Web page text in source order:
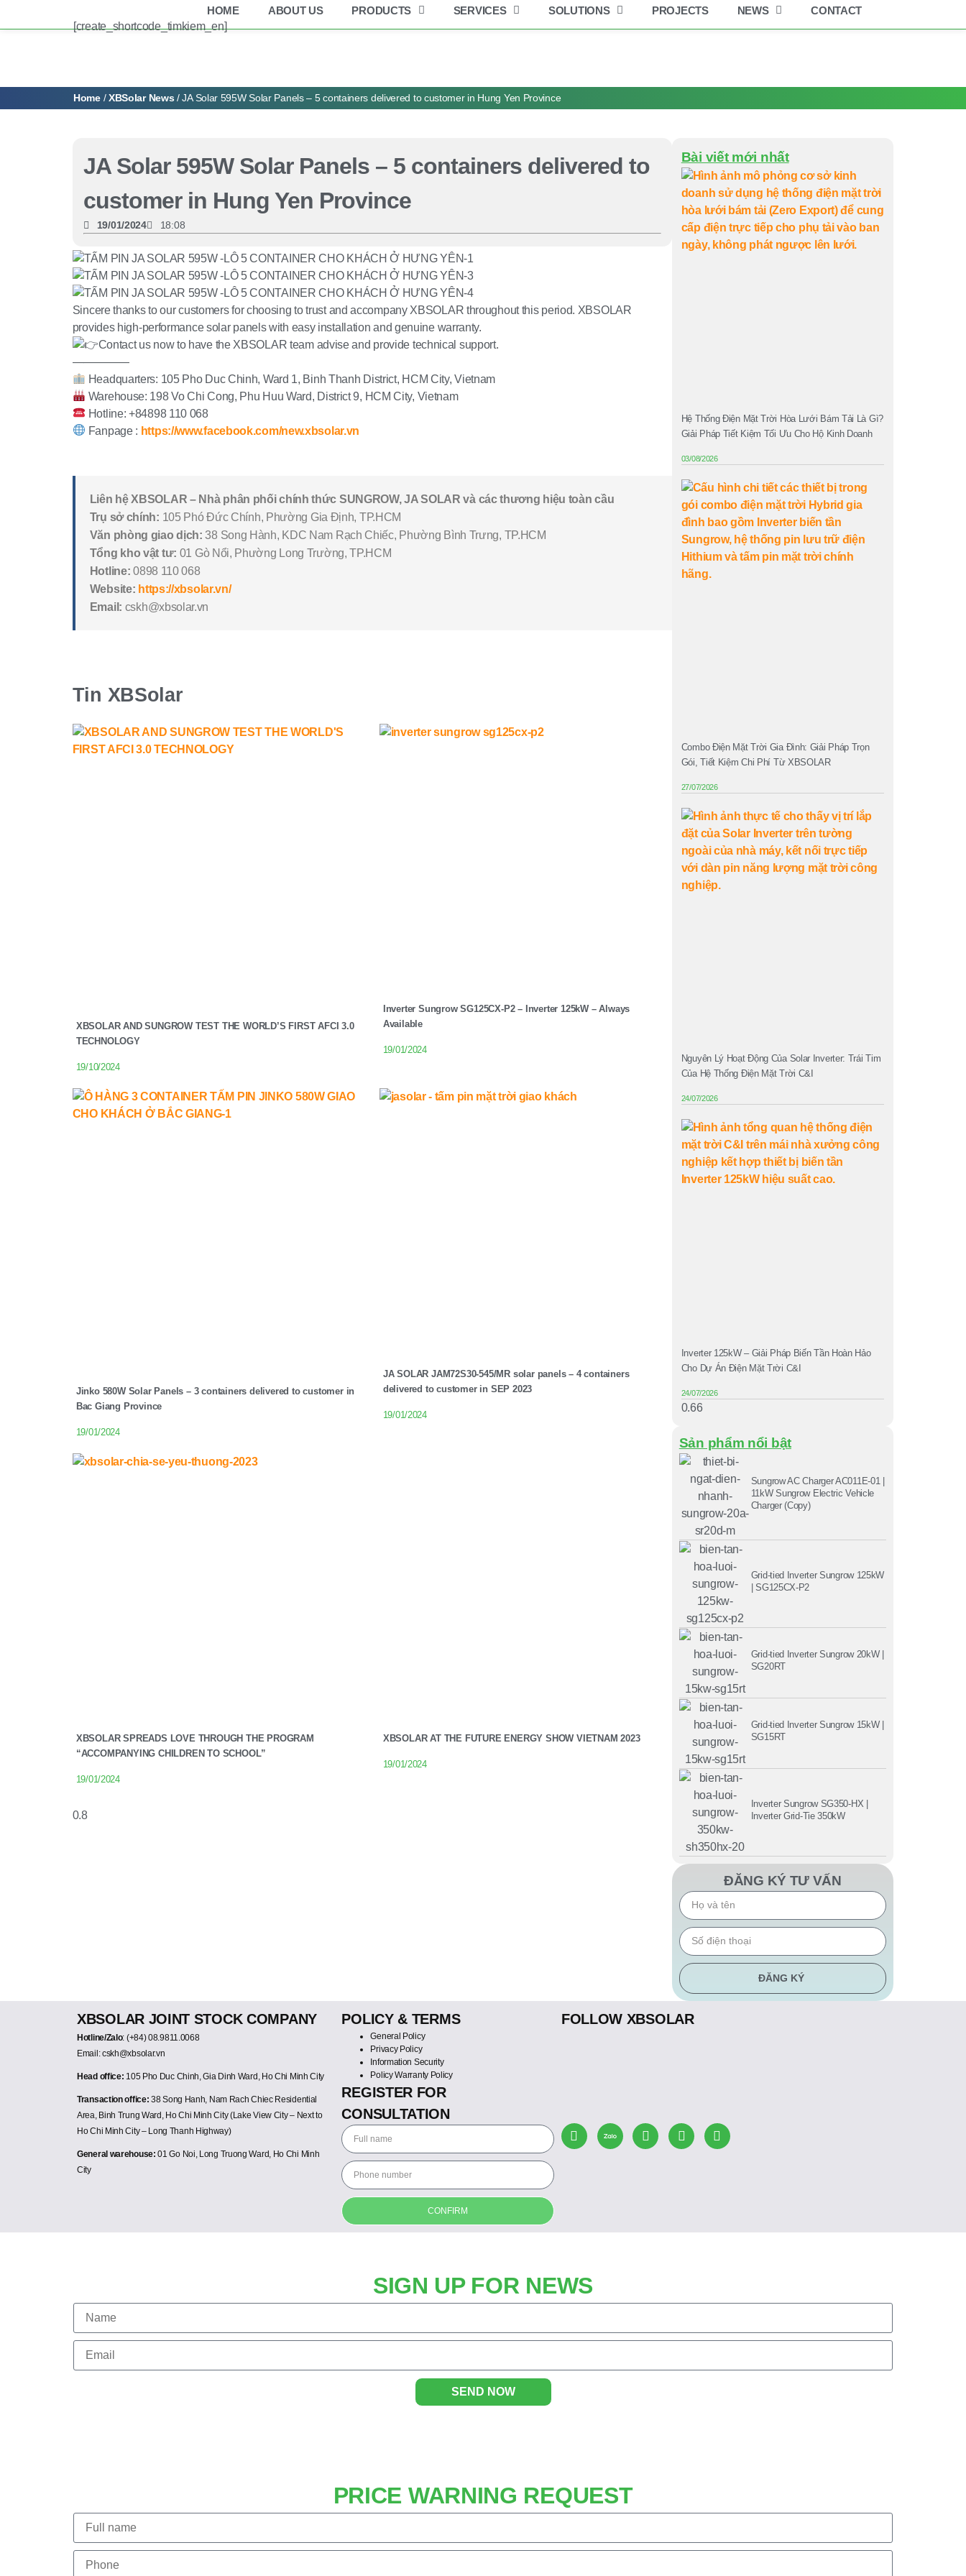
Get industry insights and XBSolar news here.
HOME ABOUT US PRODUCTS SERVICES SOLUTIONS PROJECTS NEWS
CONTACT
[create_shortcode_timkiem_en]
Home/XBSolar News / JA Solar 595W Solar Panels – 5 containers delivered to customer in Hung Yen Province
JA Solar 595W Solar Panels – 5 containers delivered to
customer in Hung Yen Province
19/01/2024 18:08
Sincere thanks to our customers for choosing to trust and accompany XBSOLAR throughout this period. XBSOLAR
provides high-performance solar panels with easy installation and genuine warranty.
Contact us now to have the XBSOLAR team advise and provide technical support.
—————
Headquarters: 105 Pho Duc Chinh, Ward 1, Binh Thanh District, HCM City, Vietnam
Warehouse: 198 Vo Chi Cong, Phu Huu Ward, District 9, HCM City, Vietnam
Hotline: +84898 110 068
Fanpage : https://www.facebook.com/new.xbsolar.vn
Liên hệ XBSOLAR – Nhà phân phối chính thức SUNGROW, JA SOLAR và các thương hiệu toàn cầu
Trụ sở chính: 105 Phó Đức Chính, Phường Gia Định, TP.HCM
Văn phòng giao dịch: 38 Song Hành, KDC Nam Rạch Chiếc, Phường Bình Trưng, TP.HCM
Tổng kho vật tư: 01 Gò Nổi, Phường Long Trường, TP.HCM
Hotline: 0898 110 068
Website: https://xbsolar.vn/
Email: cskh@xbsolar.vn
Tin XBSolar
XBSOLAR AND SUNGROW TEST THE WORLD’S FIRST AFCI 3.0
TECHNOLOGY
19/10/2024
Inverter Sungrow SG125CX-P2 – Inverter 125kW – Always
Available
19/01/2024
Jinko 580W Solar Panels – 3 containers delivered to customer in
Bac Giang Province
19/01/2024
JA SOLAR JAM72S30-545/MR solar panels – 4 containers
delivered to customer in SEP 2023
19/01/2024
XBSOLAR SPREADS LOVE THROUGH THE PROGRAM
“ACCOMPANYING CHILDREN TO SCHOOL”
19/01/2024
XBSOLAR AT THE FUTURE ENERGY SHOW VIETNAM 2023
19/01/2024
Bài viết mới nhất
Hệ Thống Điện Mặt Trời Hòa Lưới Bám Tải Là Gì?
Giải Pháp Tiết Kiệm Tối Ưu Cho Hộ Kinh Doanh
03/08/2026
Combo Điện Mặt Trời Gia Đình: Giải Pháp Trọn
Gói, Tiết Kiệm Chi Phí Từ XBSOLAR
27/07/2026
Nguyên Lý Hoạt Động Của Solar Inverter: Trái Tim
Của Hệ Thống Điện Mặt Trời C&I
24/07/2026
Inverter 125kW – Giải Pháp Biến Tần Hoàn Hảo
Cho Dự Án Điện Mặt Trời C&I
24/07/2026
Sản phẩm nổi bật
Sungrow AC Charger AC011E-01 |
11kW Sungrow Electric Vehicle
Charger (Copy)
Grid-tied Inverter Sungrow 125kW
| SG125CX-P2
Grid-tied Inverter Sungrow 20kW |
SG20RT
Grid-tied Inverter Sungrow 15kW |
SG15RT
Inverter Sungrow SG350-HX |
Inverter Grid-Tie 350kW
ĐĂNG KÝ TƯ VẤN
ĐĂNG KÝ
XBSOLAR JOINT STOCK COMPANY
Hotline/Zalo: (+84) 08.9811.0068
Email: cskh@xbsolar.vn
Head office: 105 Pho Duc Chinh, Gia Dinh Ward, Ho Chi Minh City
Transaction office: 38 Song Hanh, Nam Rach Chiec Residential
Area, Binh Trung Ward, Ho Chi Minh City (Lake View City – Next to
Ho Chi Minh City – Long Thanh Highway)
General warehouse: 01 Go Noi, Long Truong Ward, Ho Chi Minh
City
POLICY & TERMS
General Policy
Privacy Policy
Information Security
Policy Warranty Policy
REGISTER FOR
CONSULTATION
CONFIRM
FOLLOW XBSOLAR
SIGN UP FOR NEWS
SEND NOW
PRICE WARNING REQUEST